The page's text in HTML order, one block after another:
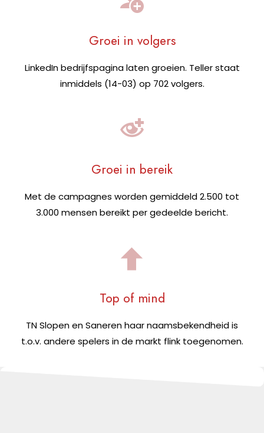
Groei in volgers
LinkedIn bedrijfspagina laten groeien. Teller staat
inmiddels (14-03) op 702 volgers.
Groei in bereik
Met de campagnes worden gemiddeld 2.500 tot
3.000 mensen bereikt per gedeelde bericht.
Top of mind
TN Slopen en Saneren haar naamsbekendheid is
t.o.v. andere spelers in de markt flink toegenomen.